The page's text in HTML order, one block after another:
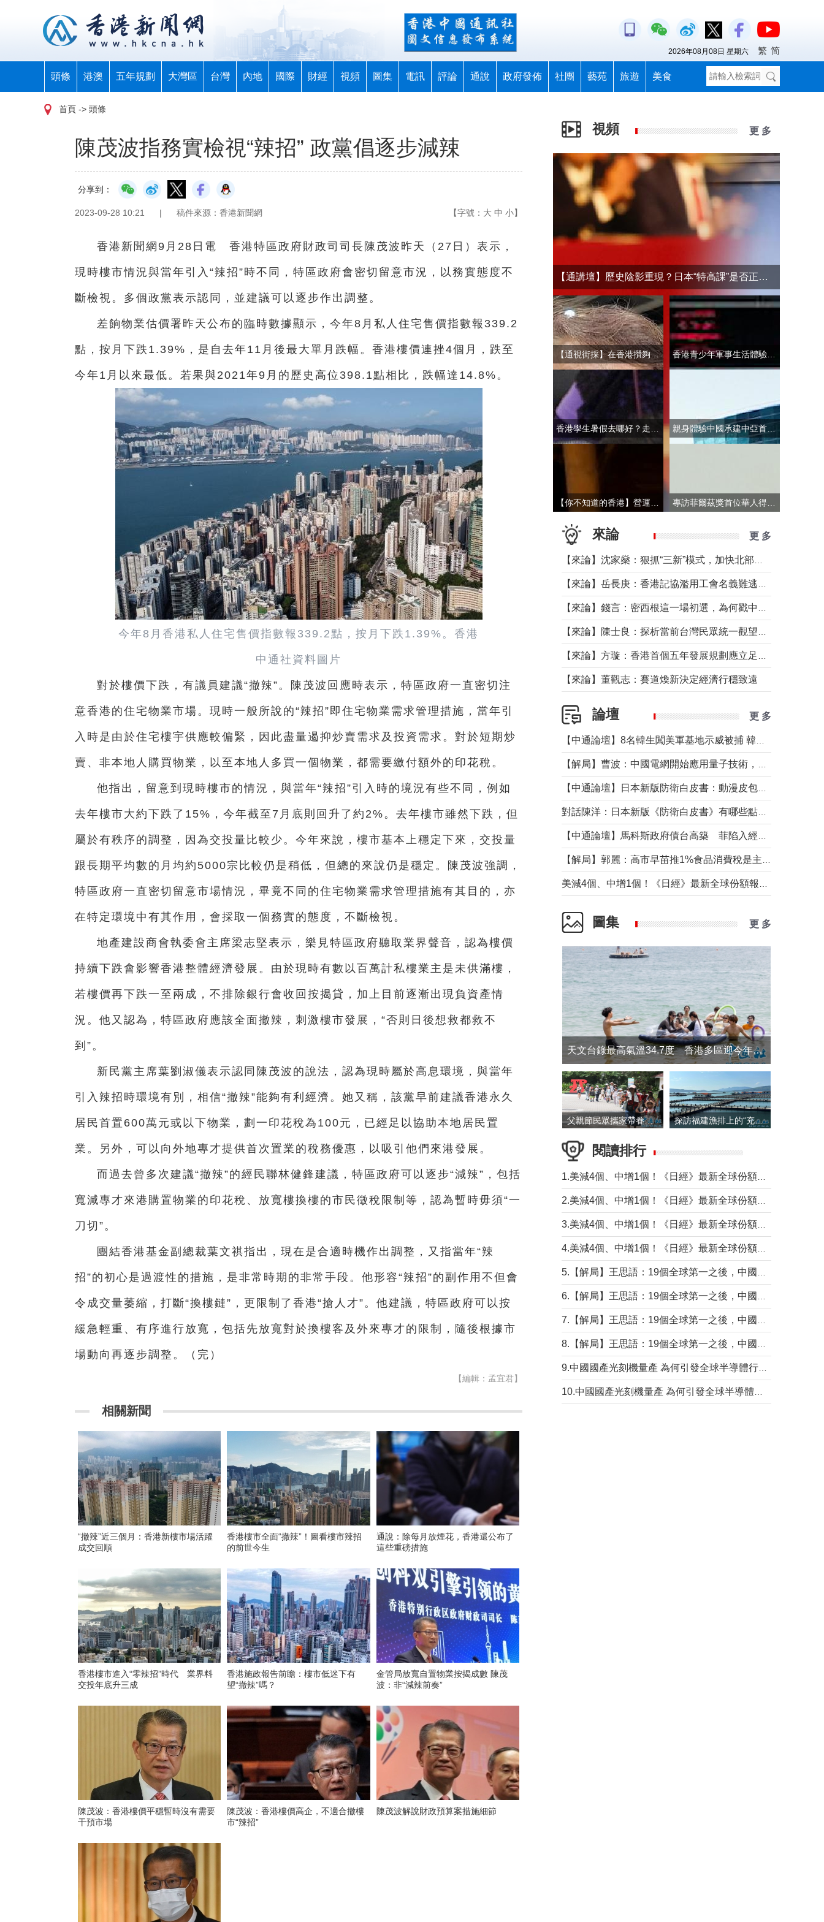
頭條 港澳 五年規劃 大灣區 台灣 內地 國際 財經 視頻 圖集 電訊 評論 通說 政府發佈 社團 藝苑 旅遊 美食
2026年08月08日 星期六 繁 简
首頁 -> 頭條
陳茂波指務實檢視“辣招” 政黨倡逐步減辣
分享到：
2023-09-28 10:21 | 稿件來源：香港新聞網 【字號： 大 中 小】
香港新聞網9月28日電 香港特區政府財政司司長陳茂波昨天（27日）表示，
現時樓市情況與當年引入“辣招”時不同，特區政府會密切留意市況，以務實態度不
斷檢視。多個政黨表示認同，並建議可以逐步作出調整。
差餉物業估價署昨天公布的臨時數據顯示，今年8月私人住宅售價指數報339.2
點，按月下跌1.39%，是自去年11月後最大單月跌幅。香港樓價連挫4個月，跌至
今年1月以來最低。若果與2021年9月的歷史高位398.1點相比，跌幅達14.8%。
今年8月香港私人住宅售價指數報339.2點，按月下跌1.39%。香港
中通社資料圖片
對於樓價下跌，有議員建議“撤辣”。陳茂波回應時表示，特區政府一直密切注
意香港的住宅物業市場。現時一般所說的“辣招”即住宅物業需求管理措施，當年引
入時是由於住宅樓宇供應較偏緊，因此盡量遏抑炒賣需求及投資需求。對於短期炒
賣、非本地人購買物業，以至本地人多買一個物業，都需要繳付額外的印花稅。
他指出，留意到現時樓市的情況，與當年“辣招”引入時的境況有些不同，例如
去年樓市大約下跌了15%，今年截至7月底則回升了約2%。去年樓市雖然下跌，但
屬於有秩序的調整，因為交投量比較少。今年來說，樓市基本上穩定下來，交投量
跟長期平均數的月均約5000宗比較仍是稍低，但總的來說仍是穩定。陳茂波強調，
特區政府一直密切留意市場情況，畢竟不同的住宅物業需求管理措施有其目的，亦
在特定環境中有其作用，會採取一個務實的態度，不斷檢視。
地產建設商會執委會主席梁志堅表示，樂見特區政府聽取業界聲音，認為樓價
持續下跌會影響香港整體經濟發展。由於現時有數以百萬計私樓業主是未供滿樓，
若樓價再下跌一至兩成，不排除銀行會收回按揭貸，加上目前逐漸出現負資產情
況。他又認為，特區政府應該全面撤辣，刺激樓市發展，“否則日後想救都救不
到”。
新民黨主席葉劉淑儀表示認同陳茂波的說法，認為現時屬於高息環境，與當年
引入辣招時環境有別，相信“撤辣”能夠有利經濟。她又稱，該黨早前建議香港永久
居民首置600萬元或以下物業，劃一印花稅為100元，已經足以協助本地居民置
業。另外，可以向外地專才提供首次置業的稅務優惠，以吸引他們來港發展。
而過去曾多次建議“撤辣”的經民聯林健鋒建議，特區政府可以逐步“減辣”，包括
寬減專才來港購置物業的印花稅、放寬樓換樓的市民徵稅限制等，認為暫時毋須“一
刀切”。
團結香港基金副總裁葉文祺指出，現在是合適時機作出調整，又指當年“辣
招”的初心是過渡性的措施，是非常時期的非常手段。他形容“辣招”的副作用不但會
令成交量萎縮，打斷“換樓鏈”，更限制了香港“搶人才”。他建議，特區政府可以按
緩急輕重、有序進行放寬，包括先放寬對於換樓客及外來專才的限制，隨後根據市
場動向再逐步調整。（完）
【編輯：孟宜君】
相關新聞
“撤辣”近三個月：香港新樓市場活躍
成交回順
香港樓市全面“撤辣”！圖看樓市辣招
的前世今生
通說：除每月放煙花，香港還公布了
這些重磅措施
香港樓市進入“零辣招”時代 業界料
交投年底升三成
香港施政報告前瞻：樓市低迷下有
望“撤辣”嗎？
金管局放寬自置物業按揭成數 陳茂
波：非“減辣前奏”
陳茂波：香港樓價平穩暫時沒有需要
干預市場
陳茂波：香港樓價高企，不適合撤樓
市“辣招”
陳茂波解說財政預算案措施細節
視頻 更 多
【通講壇】歷史陰影重現？日本“特高課”是否正在借殼還魂
【通視街採】在香港攢夠多少錢才敢退休？有人退而不休，有人放眼大灣區
來論 更 多
【來論】董觀志：賽道煥新決定經濟行穩致遠
論壇 更 多
圖集 更 多
天文台錄最高氣溫34.7度 香港多區迎今年最熱一天
父親節民眾攜家帶眷出遊 探訪福建漁排上的“充電寶”
閱讀排行